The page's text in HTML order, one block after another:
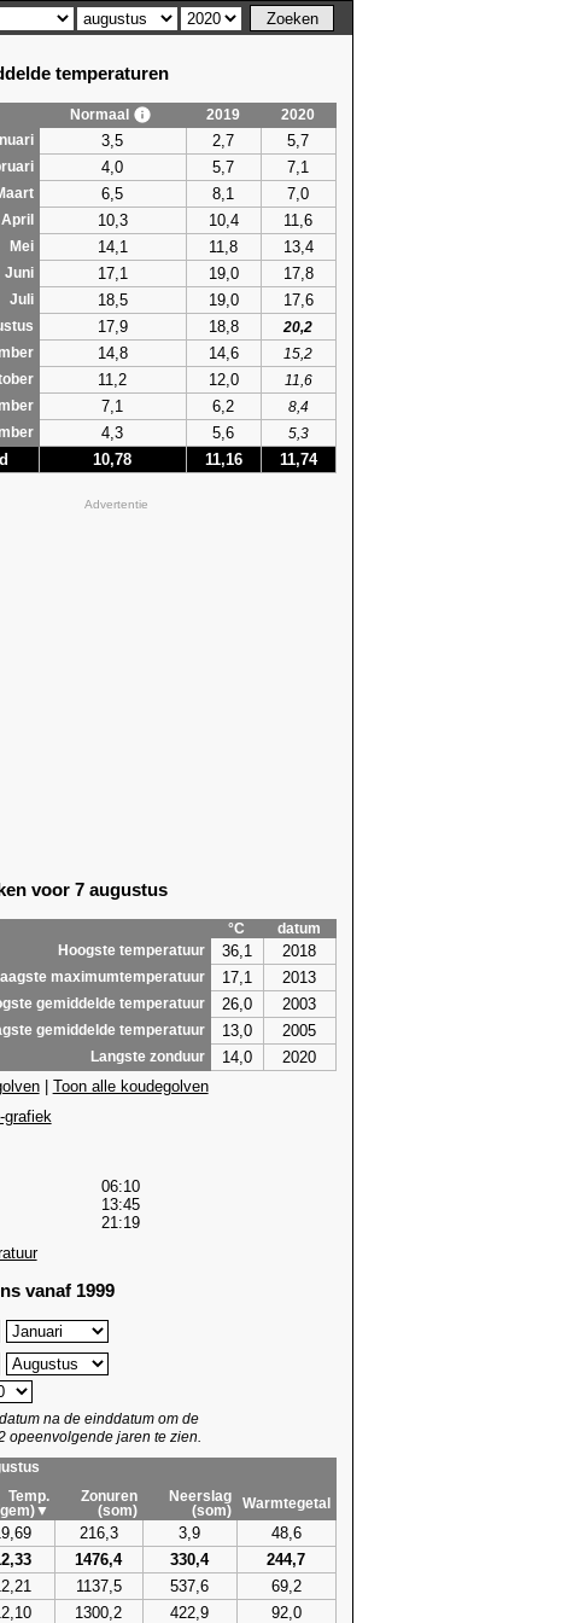
temperaturen
Normaal 2019
2020
3,5 2,7 5,7
4,0 5,7 7,1
6,5 8,1 7,0
April 10,3 10,4 11,6
Mei 14,1 11,8 13,4
Juni 17,1 19,0 17,8
Juli 18,5 19,0 17,6
17,9 18,8
20,2
14,8 14,6
15,2
11,2 12,0
11,6
7,1 6,2
8,4
4,3 5,6 5,3
10,78 11,16 11,74
Advertentie
voor 7 augustus
°C
datum
Hoogste temperatuur
36,1 2018
maximumtemperatuur 17,1 2013
gemiddelde temperatuur 26,0 2003
gemiddelde temperatuur 13,0 2005
Langste zonduur 14,0
2020
| Toon alle koudegolven
grafiek
06:10
13:45
21:19
vanaf 1999
na de einddatum om de
opeenvolgende jaren te zien.
Temp.
Zonuren
(som)
Neerslag
(som)
Warmtegetal
216,3 3,9 48,6
1476,4 330,4 244,7
1137,5 537,6 69,2
1300,2 422,9 92,0